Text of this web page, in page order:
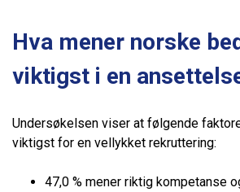
Hva mener norske
viktigst i en
Undersøkelsen viser at følgende
viktigst for en vellykket rekruttering:
47,0 % mener riktig kompetanse